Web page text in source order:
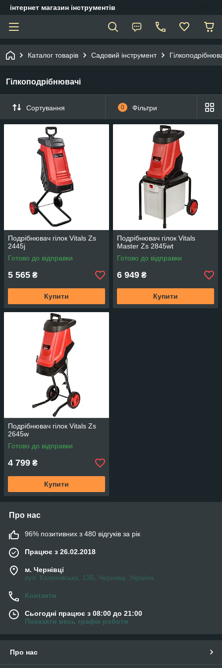
інтернет магазин інструментів
Каталог товарів Садовий інструмент
Гілкоподрібнювачі
Сортування 0 Фільтри
Подрібнювач гілок Vitals Zs
2445j
Готово до відправки
5 565 ₴
Купити
Подрібнювач гілок Vitals
Master Zs 2845wt
Готово до відправки
6 949 ₴
Купити
Подрібнювач гілок Vitals Zs
2645w
Готово до відправки
4 799 ₴
Купити
Про нас
96% позитивних з 480 відгуків за рік
Працює з 26.02.2018
м. Чернівці
вул. Калинівська, 13Б, Чернівці, Україна
Контакти
Сьогодні працює з 08:00 до 21:00
Показати весь графік роботи
Про нас